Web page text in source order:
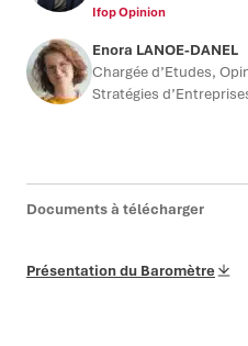
Ifop Opinion
Enora LANOE-DANEL
Chargée d’Etudes,
Stratégies
Documents à télécharger
Présentation du Baromètre